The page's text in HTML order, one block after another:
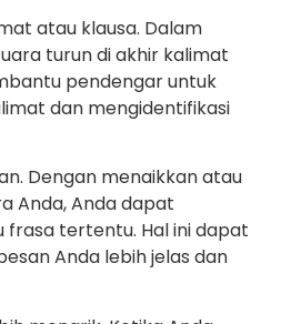
atau klausa. Dalam
turun di akhir kalimat
pendengar untuk
dan mengidentifikasi
Dengan menaikkan atau
Anda, Anda dapat
tertentu. Hal ini dapat
Anda lebih jelas dan